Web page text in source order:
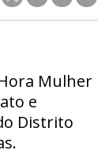
Mulher
e
Distrito